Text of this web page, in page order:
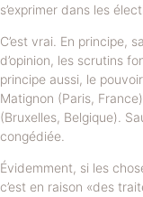
s’exprimer dans les
C’est vrai. En principe,
d’opinion, les scrutins
principe aussi, le
Matignon (Paris,
(Bruxelles, Belgique).
congédiée.
Évidemment, si les
c’est en raison «des